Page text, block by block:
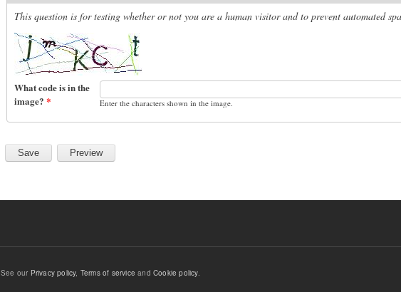
This question is for testing whether or not you are a human visitor and to prevent automated
What code is in the
image? * Enter the characters shown in the image.
. See our Privacy policy, Terms of service andCookie policy.